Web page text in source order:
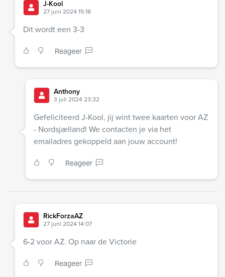
J-Kool
27 juni 2024 15:18
Dit wordt een 3-3
Reageer
Anthony
3 juli 2024 23:32
Gefeliciteerd J-Kool, jij wint twee kaarten voor AZ
- Nordsjælland! We contacten je via het
emailadres gekoppeld aan jouw account!
Reageer
RickForzaAZ
27 juni 2024 14:07
6-2 voor AZ. Op naar de Victorie
Reageer